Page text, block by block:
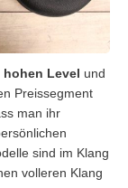
hohen Level und
Preissegment
man ihr
sind im Klang
volleren Klang